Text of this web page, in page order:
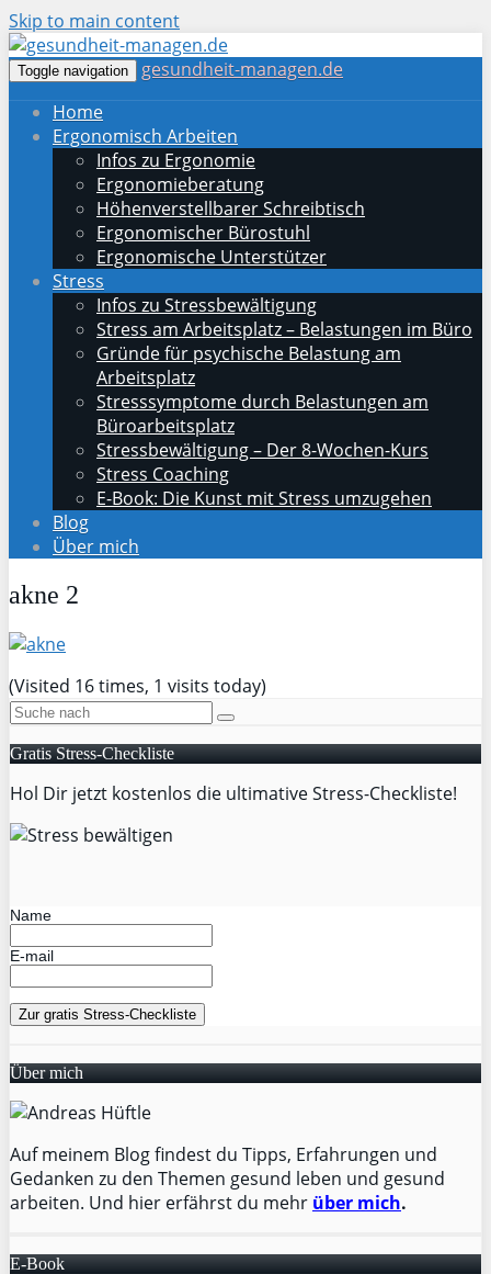
Skip to main content
Toggle navigation
gesundheit-managen.de
Home
Ergonomisch Arbeiten
Infos zu Ergonomie
Ergonomieberatung
Höhenverstellbarer Schreibtisch
Ergonomischer Bürostuhl
Ergonomische Unterstützer
Stress
Infos zu Stressbewältigung
Stress am Arbeitsplatz – Belastungen im Büro
Gründe für psychische Belastung am
Arbeitsplatz
Stresssymptome durch Belastungen am
Büroarbeitsplatz
Stressbewältigung – Der 8-Wochen-Kurs
Stress Coaching
E-Book: Die Kunst mit Stress umzugehen
Blog
Über mich
akne 2
(Visited 16 times, 1 visits today)
Gratis Stress-Checkliste
Hol Dir jetzt kostenlos die ultimative Stress-Checkliste!
Name
E-mail
Über mich
Auf meinem Blog findest du Tipps, Erfahrungen und
Gedanken zu den Themen gesund leben und gesund
arbeiten. Und hier erfährst du mehr über mich.
E-Book